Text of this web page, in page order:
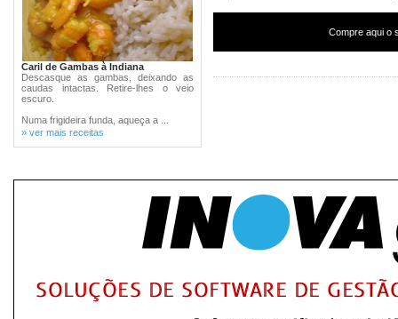
Caril de Gambas à Indiana
Descasque as gambas, deixando as
caudas intactas. Retire-lhes o veio
escuro.
Numa frigideira funda, aqueça a ...
» ver mais receitas
Compre aqui o